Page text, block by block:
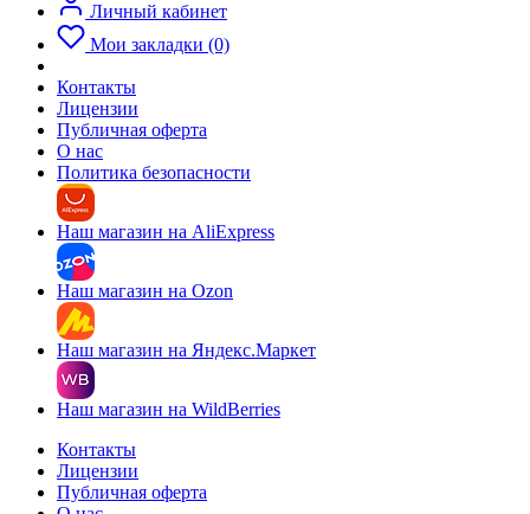
Личный кабинет
Мои закладки (0)
Контакты
Лицензии
Публичная оферта
О нас
Политика безопасности
Наш магазин на AliExpress
Наш магазин на Ozon
Наш магазин на Яндекс.Маркет
Наш магазин на WildBerries
Контакты
Лицензии
Публичная оферта